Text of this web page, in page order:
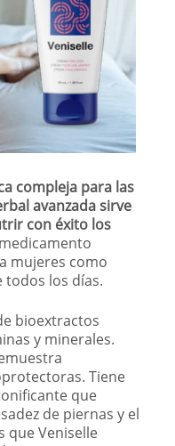
compleja para las
avanzada sirve
con éxito los
mujeres como
todos los días.
bioextractos
y minerales.
Tiene
que
de piernas y el
que Veniselle